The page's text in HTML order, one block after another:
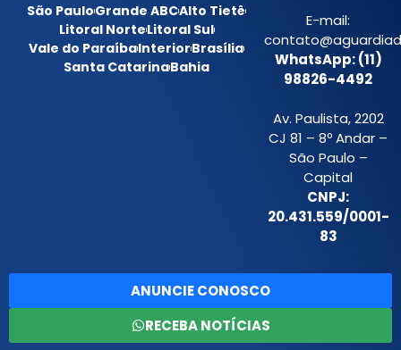
São PauloGrande ABCAlto Tietê
Litoral NorteLitoral Sul
Vale do ParaíbaInteriorBrasília
Santa CatarinaBahia
E-mail:
WhatsApp: (11)
98826-4492
Av. Paulista, 2202
CJ 81 – 8º Andar –
São Paulo –
Capital
CNPJ:
20.431.559/0001-
83
ANUNCIE CONOSCO
RECEBA NOTÍCIAS